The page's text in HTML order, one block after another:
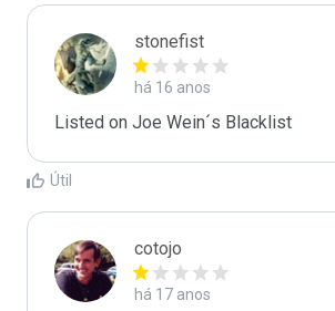
stonefist
há 16 anos
Listed on Joe Wein´s Blacklist
Útil
cotojo
há 17 anos